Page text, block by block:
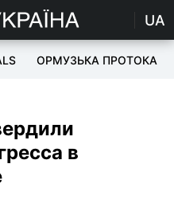
UA
ОРМУЗЬКА ПРОТОКА
в